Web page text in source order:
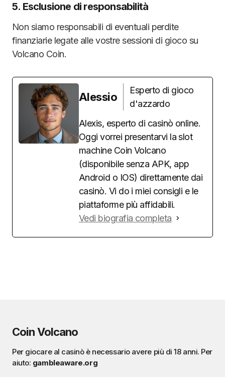
5. Esclusione di responsabilità
Non siamo responsabili di eventuali perdite
finanziarie legate alle vostre sessioni di gioco su
Volcano Coin.
Alessio
Esperto di gioco
d'azzardo
Alexis, esperto di casinò online.
Oggi vorrei presentarvi la slot
machine Coin Volcano
(disponibile senza APK, app
Android o IOS) direttamente dai
casinò. Vi do i miei consigli e le
piattaforme più affidabili.
Vedi biografia completa
Coin Volcano
Per giocare al casinò è necessario avere più di 18 anni. Per
aiuto: gambleaware.org